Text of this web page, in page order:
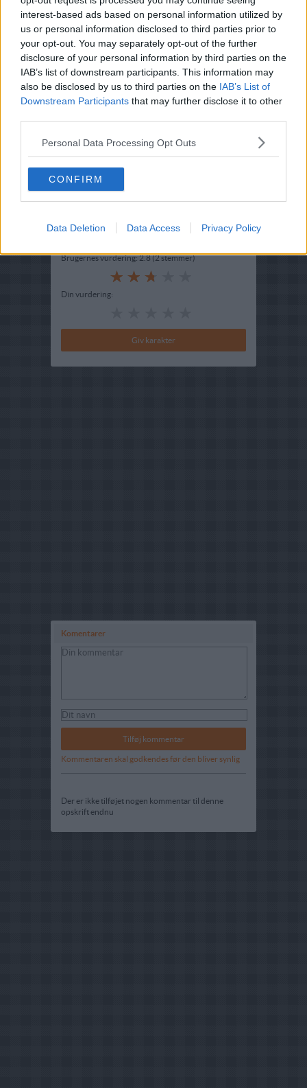
interest-based ads based on personal information utilized by
us or personal information disclosed to third parties prior to
your opt-out. You may separately opt-out of the further
disclosure of your personal information by third parties on the
IAB’s list of downstream participants. This information may
also be disclosed by us to third parties on the IAB’s List of
Downstream Participants that may further disclose it to other
Personal Data Processing Opt Outs
CONFIRM
Data Deletion Data Access Privacy Policy
Opskriftsinfo
Ret :Salater-Salater
Hovedingrediens :
Indsendt :2003-09-25
Brugernes vurdering:2.8(2stemmer)
Din vurdering:
Komentarer
Kommentaren skal godkendes før den bliver synlig
Der er ikke tilføjet nogen kommentar til denne
opskrift endnu